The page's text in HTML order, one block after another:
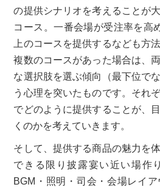
の提供シナリオを考えることが
コース。一番会場が受注率を高
上のコースを提供するなども方
複数のコースがあった場合は、
な選択肢を選ぶ傾向（最下位で
う心理を突いたものです。それ
でどのように提供することが、
くのかを考えていきます。
そして、提供する商品の魅力を
できる限り披露宴い近い場作
BGM・照明・司会・会場レイ